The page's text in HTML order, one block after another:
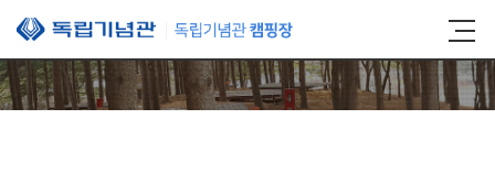
본문 바로가기